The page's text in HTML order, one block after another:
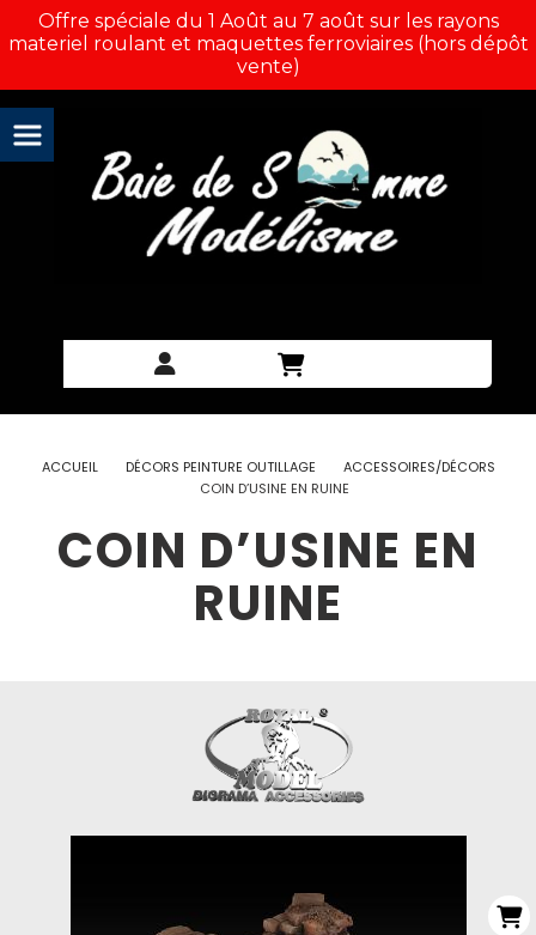
Offre spéciale du 1 Août au 7 août sur les rayons
materiel roulant et maquettes ferroviaires (hors dépôt
vente)
ACCUEIL DÉCORS PEINTURE OUTILLAGE
ACCESSOIRES/DÉCORS
COIN D’USINE EN RUINE
COIN D’USINE EN
RUINE
Panneau de gestion des cookies